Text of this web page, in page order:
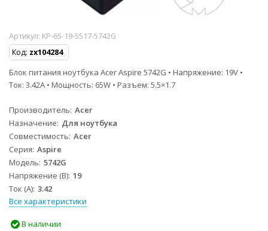
Артикул: KP-65-19-5517-5742G
Код: zx104284
Блок питания ноутбука Acer Aspire 5742G • Напряжение: 19V •
Ток: 3.42A • Мощность: 65W • Разъем: 5.5×1.7
Производитель Acer
Назначение Для ноутбука
Совместимость Acer
Серия Aspire
Модель 5742G
Напряжение (В) 19
Ток (А) 3.42
Все характеристики
В наличии